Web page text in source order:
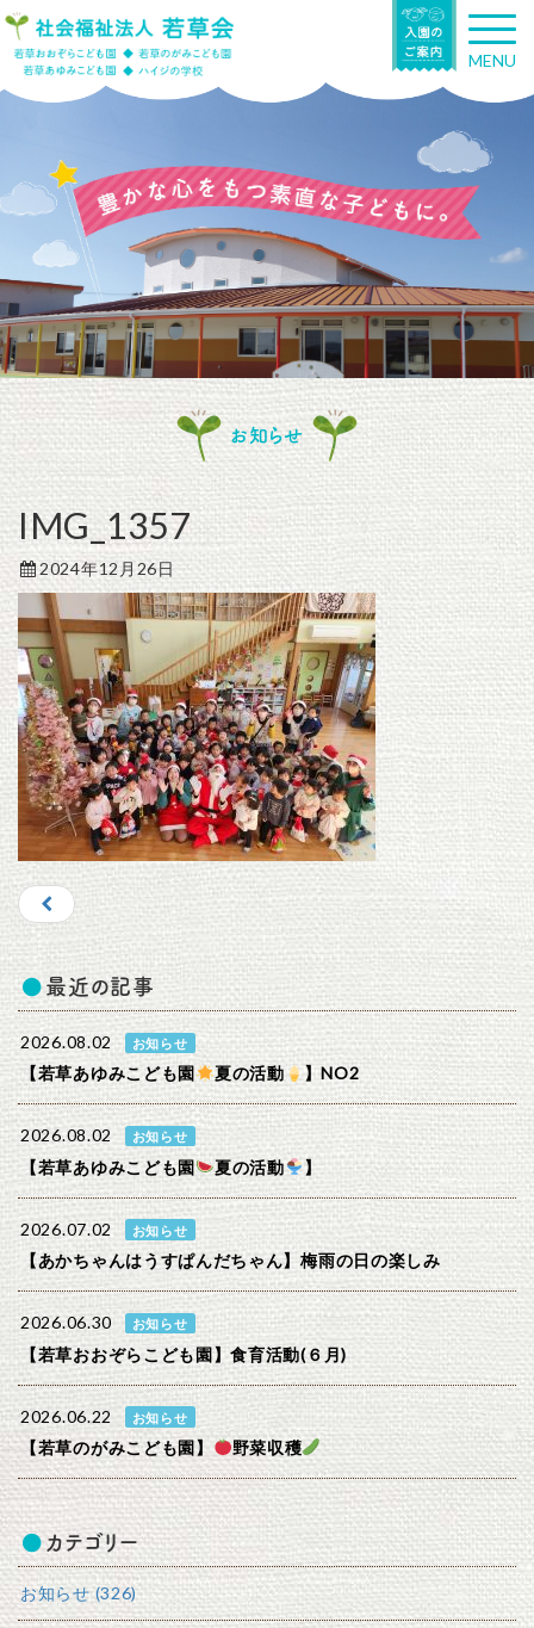
T
o
g
n
g
a
t
n
MENU
お知らせ
IMG_1357
2024年12月26日
最近の記事
2026.08.02 お知らせ
【若草あゆみこども園 夏の活動 】NO2
2026.08.02 お知らせ
【若草あゆみこども園 夏の活動 】
2026.07.02 お知らせ
【あかちゃんはうすぱんだちゃん】梅雨の日の楽しみ
2026.06.30 お知らせ
【若草おおぞらこども園】食育活動(６月)
2026.06.22 お知らせ
【若草のがみこども園】 野菜収穫
カテゴリー
お知らせ (326)